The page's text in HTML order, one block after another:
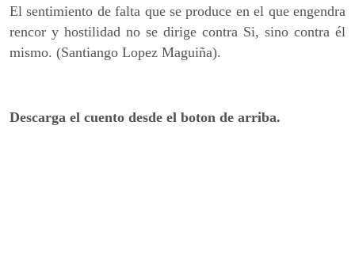
El sentimiento de falta que se produce en el que engendra
rencor y hostilidad no se dirige contra Si, sino contra él
mismo. (Santiango Lopez Maguiña).
Descarga el cuento desde el boton de arriba.